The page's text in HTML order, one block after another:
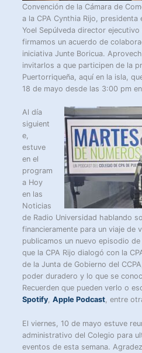
Convención de la Cámara de
a la CPA Cynthia Rijo, presidenta
Yoel Sepúlveda director ejecutivo
firmamos un acuerdo de
iniciativa Junte Boricua.
invitarlos a que participen de la
Puertorriqueña, aquí en la isla,
18 de mayo desde las 3:00 pm
Al día
siguient
e,
estuve
en el
program
a Hoy
en las
Noticias
de Radio Universidad hablando
financieramente para un viaje de
publicamos un nuevo episodio
que la CPA Rijo dialogó con la
de la Junta de Gobierno del
poder duradero y lo que se
Recuerden que pueden verlo o
Spotify,Apple Podcast, entre
El viernes, 10 de mayo estuve
administrativo del Colegio para
eventos de esta semana.